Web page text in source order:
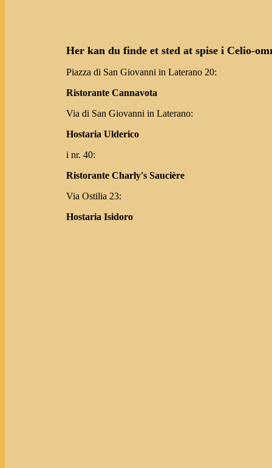
Her kan du finde et sted at spise i Celio-
Piazza di San Giovanni in Laterano 20:
Ristorante Cannavota
Via di San Giovanni in Laterano:
Hostaria Ulderico
i nr. 40:
Ristorante Charly's Saucière
Via Ostilia 23:
Hostaria Isidoro